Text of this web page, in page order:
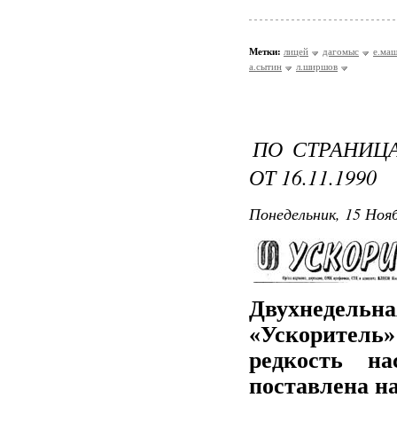
Метки: лицей дагомыс
а.сытин
л.ширшов
ПО
ОТ 16.11.1990
Понедельник, 15
редкость
поставлена